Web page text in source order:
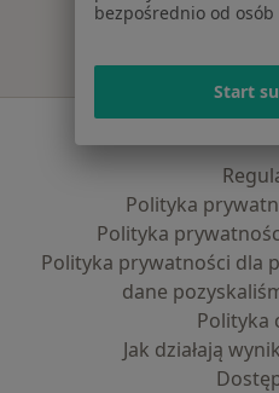
Polityka
Polityka
Polityka prywatności dla
dane
Polityka
Jak działają
bezpośrednio od
Start